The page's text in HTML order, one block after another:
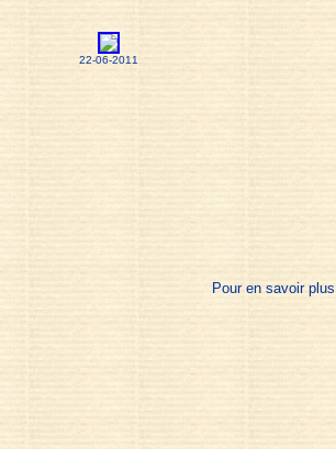
22-06-2011
Pour en savoir plus